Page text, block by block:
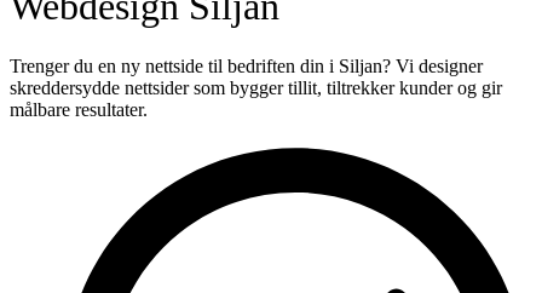
Trenger du en ny nettside til bedriften din i Siljan? Vi designer
skreddersydde nettsider som bygger tillit, tiltrekker kunder og gir
målbare resultater.